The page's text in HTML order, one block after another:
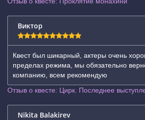
Виктор
Квест был шикарный, актеры очень
пределах режима, мы обязательно
компанию, всем рекомендую
Отзыв о квесте: Цирк. Последнее
Nikita Balakirev